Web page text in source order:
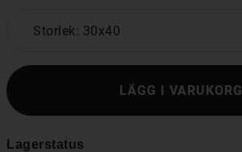
Storlek: 30x40
LÄGG I VARUKORG
Lagerstatus